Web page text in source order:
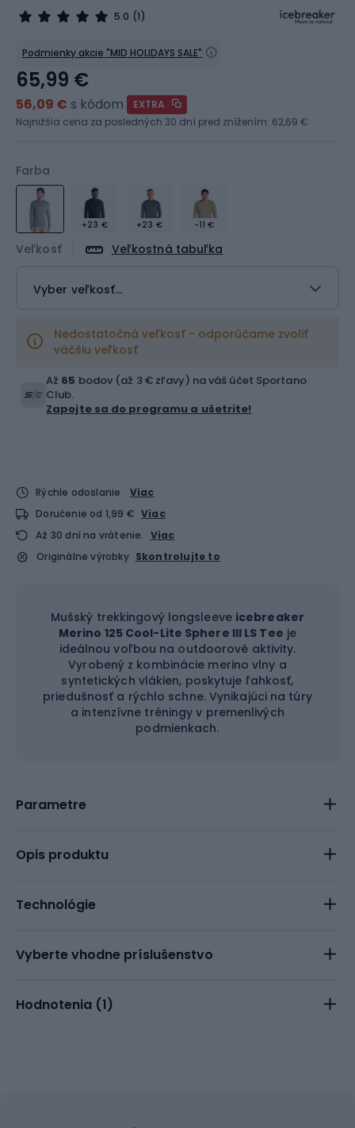
5.0 (1)
Podmienky akcie "MID HOLIDAYS SALE"
Farba
+23 € +23 € -11 €
Veľkosť Veľkostná tabuľka
Vyber veľkosť...
Nedostatočná veľkosť - odporúčame zvoliť
väčšiu veľkosť
65,99 €
56,09 € s kódom
EXTRA
Najnižšia cena za posledných 30 dní pred znížením: 62,69 €
Až 65 bodov (až 3 € zľavy) na váš účet Sportano
Club.
Zapojte sa do programu a ušetrite!
Rýchle odoslanie
Viac
Doručenie od 1,99 € Viac
Až 30 dní na vrátenie. Viac
Originálne výrobky Skontrolujte to
Mušský trekkingový longsleeve icebreaker
Merino 125 Cool-Lite Sphere III LS Tee je
ideálnou voľbou na outdoorové aktivity.
Vyrobený z kombinácie merino vlny a
syntetických vlákien, poskytuje ľahkosť,
priedušnosť a rýchlo schne. Vynikajúci na túry
a intenzívne tréningy v premenlivých
podmienkach.
Parametre
Opis produktu
Technológie
Vyberte vhodne príslušenstvo
Hodnotenia (1)